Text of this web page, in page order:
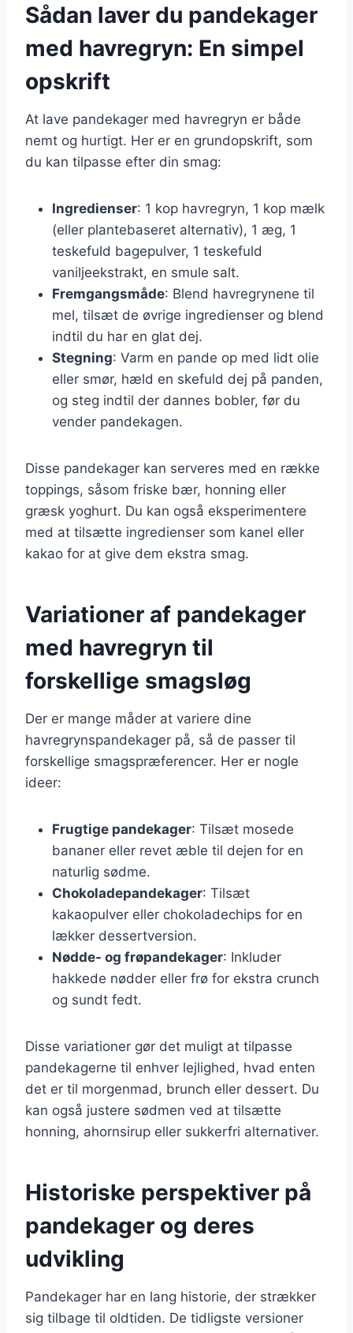
Sådan laver du pandekager
med havregryn: En simpel
opskrift
At lave pandekager med havregryn er både
nemt og hurtigt. Her er en grundopskrift, som
du kan tilpasse efter din smag:
Ingredienser: 1 kop havregryn, 1 kop mælk
(eller plantebaseret alternativ), 1 æg, 1
teskefuld bagepulver, 1 teskefuld
vaniljeekstrakt, en smule salt.
Fremgangsmåde: Blend havregrynene til
mel, tilsæt de øvrige ingredienser og blend
indtil du har en glat dej.
Stegning: Varm en pande op med lidt olie
eller smør, hæld en skefuld dej på panden,
og steg indtil der dannes bobler, før du
vender pandekagen.
Disse pandekager kan serveres med en række
toppings, såsom friske bær, honning eller
græsk yoghurt. Du kan også eksperimentere
med at tilsætte ingredienser som kanel eller
kakao for at give dem ekstra smag.
Variationer af pandekager
med havregryn til
forskellige smagsløg
Der er mange måder at variere dine
havregrynspandekager på, så de passer til
forskellige smagspræferencer. Her er nogle
ideer:
Frugtige pandekager: Tilsæt mosede
bananer eller revet æble til dejen for en
naturlig sødme.
Chokoladepandekager: Tilsæt
kakaopulver eller chokoladechips for en
lækker dessertversion.
Nødde- og frøpandekager: Inkluder
hakkede nødder eller frø for ekstra crunch
og sundt fedt.
Disse variationer gør det muligt at tilpasse
pandekagerne til enhver lejlighed, hvad enten
det er til morgenmad, brunch eller dessert. Du
kan også justere sødmen ved at tilsætte
honning, ahornsirup eller sukkerfri alternativer.
Historiske perspektiver på
pandekager og deres
udvikling
Pandekager har en lang historie, der strækker
sig tilbage til oldtiden. De tidligste versioner